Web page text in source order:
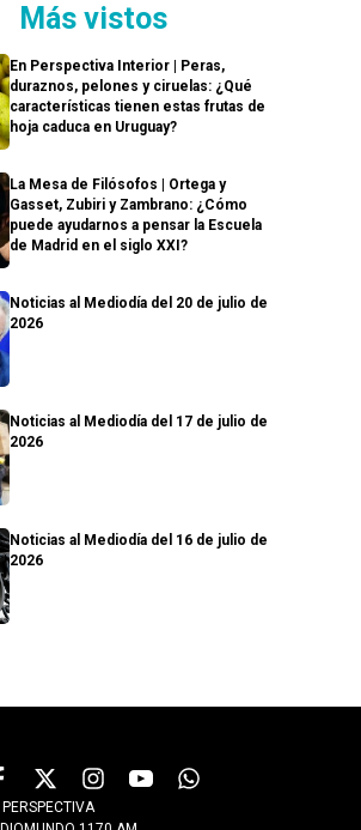
Más vistos
En Perspectiva Interior | Peras,
duraznos, pelones y ciruelas: ¿Qué
características tienen estas frutas de
hoja caduca en Uruguay?
La Mesa de Filósofos | Ortega y
Gasset, Zubiri y Zambrano: ¿Cómo
puede ayudarnos a pensar la Escuela
de Madrid en el siglo XXI?
Noticias al Mediodía del 20 de julio de
2026
Noticias al Mediodía del 17 de julio de
2026
Noticias al Mediodía del 16 de julio de
2026
PERSPECTIVA